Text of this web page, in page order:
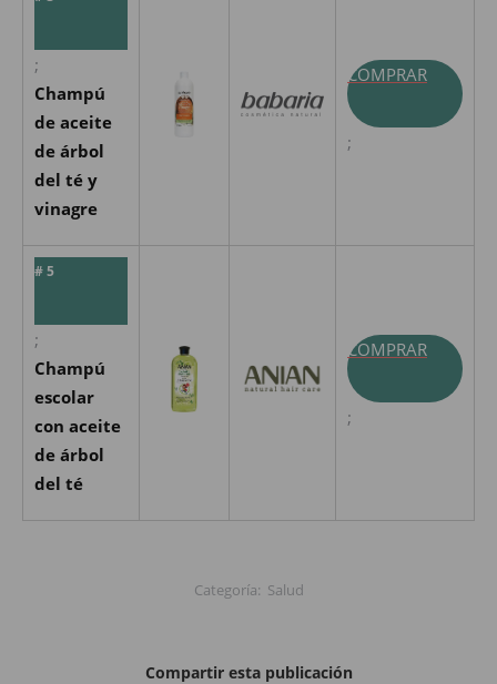
;
Champú
de aceite
de árbol
del té y
vinagre
COMPRAR
;
# 5
;
Champú
escolar
con aceite
de árbol
del té
COMPRAR
;
Categoría: Salud
Compartir esta publicación